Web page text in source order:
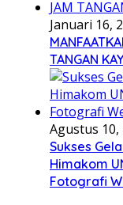
Januari 16,
TANGAN
Agustus 10,
Sukses
Himakom
Fotografi